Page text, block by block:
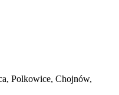
Polkowice, Chojnów,